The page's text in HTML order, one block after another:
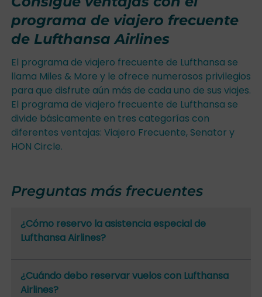
programa de viajero frecuente
de Lufthansa Airlines
El programa de viajero frecuente de Lufthansa se
llama Miles & More y le ofrece numerosos privilegios
para que disfrute aún más de cada uno de sus viajes.
El programa de viajero frecuente de Lufthansa se
divide básicamente en tres categorías con
diferentes ventajas: Viajero Frecuente, Senator y
HON Circle.
Preguntas más frecuentes
¿Cómo reservo la asistencia especial de
Lufthansa Airlines?
¿Cuándo debo reservar vuelos con Lufthansa
Airlines?